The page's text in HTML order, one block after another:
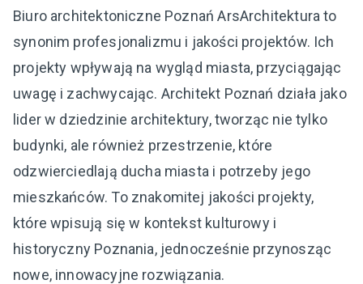
Biuro architektoniczne Poznań ArsArchitektura to
synonim profesjonalizmu i jakości projektów. Ich
projekty wpływają na wygląd miasta, przyciągając
uwagę i zachwycając. Architekt Poznań działa jako
lider w dziedzinie architektury, tworząc nie tylko
budynki, ale również przestrzenie, które
odzwierciedlają ducha miasta i potrzeby jego
mieszkańców. To znakomitej jakości projekty,
które wpisują się w kontekst kulturowy i
historyczny Poznania, jednocześnie przynosząc
nowe, innowacyjne rozwiązania.